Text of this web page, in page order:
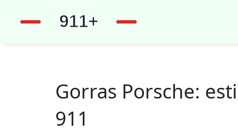
Gorras Porsche:
911